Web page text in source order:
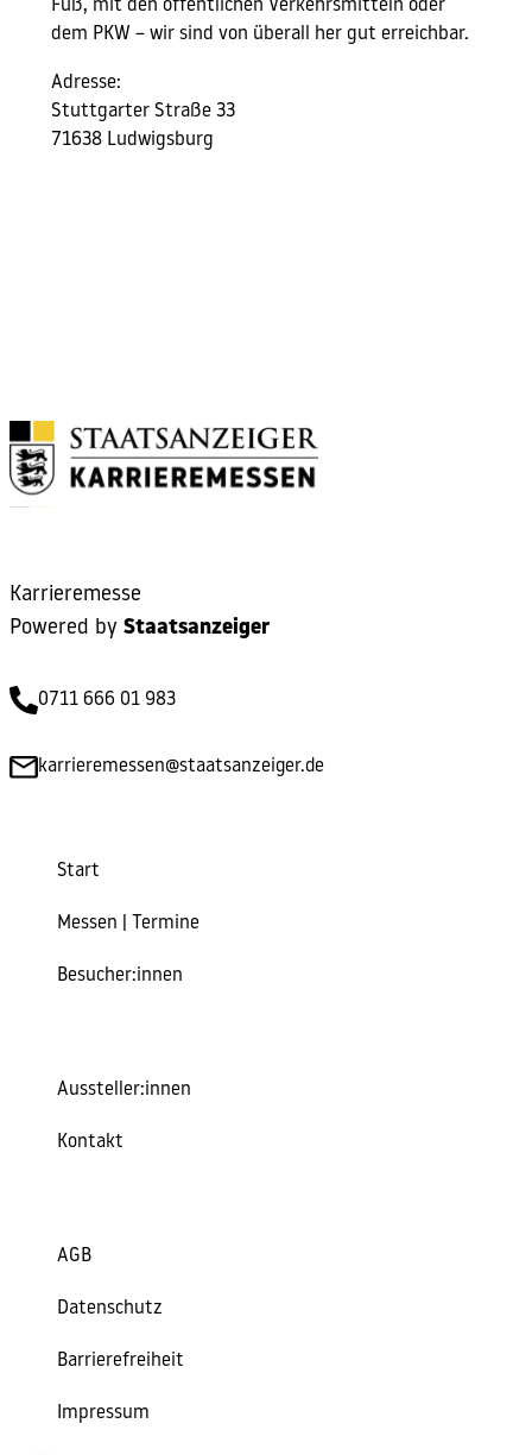
Fuß, mit den öffentlichen Verkehrsmitteln oder
dem PKW – wir sind von überall her gut erreichbar.
Adresse:
Stuttgarter Straße 33
71638 Ludwigsburg
Karrieremesse
Powered by Staatsanzeiger
0711 666 01 983
karrieremessen@staatsanzeiger.de
Start
Messen | Termine
Besucher:innen
Aussteller:innen
Kontakt
AGB
Datenschutz
Barrierefreiheit
Impressum